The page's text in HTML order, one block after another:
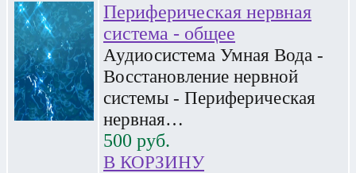
Периферическая нервная
система - общее
Аудиосистема Умная Вода -
Восстановление нервной
системы - Периферическая
нервная…
500 руб.
В КОРЗИНУ